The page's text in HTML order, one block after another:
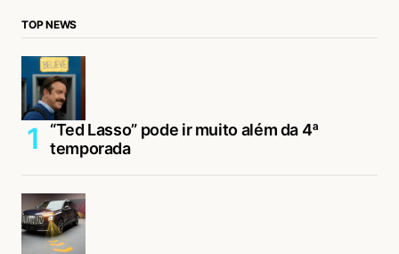
TOP NEWS
“Ted Lasso” pode ir muito além da 4ª
temporada